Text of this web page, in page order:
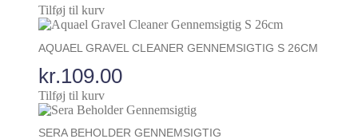
Tilføj til kurv
AQUAEL GRAVEL CLEANER GENNEMSIGTIG S 26CM
kr.109.00
Tilføj til kurv
SERA BEHOLDER GENNEMSIGTIG